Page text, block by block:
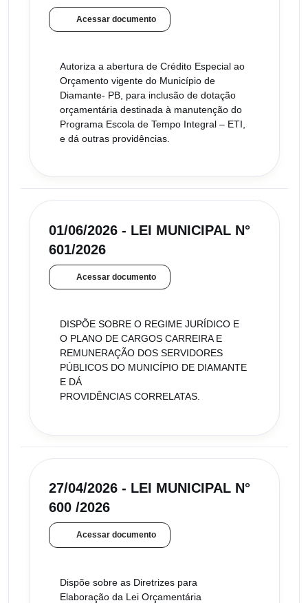
Acessar documento
Autoriza a abertura de Crédito Especial ao
Orçamento vigente do Município de
Diamante- PB, para inclusão de dotação
orçamentária destinada à manutenção do
Programa Escola de Tempo Integral – ETI,
e dá outras providências.
01/06/2026 - LEI MUNICIPAL N°
601/2026
Acessar documento
DISPÕE SOBRE O REGIME JURÍDICO E
O PLANO DE CARGOS CARREIRA E
REMUNERAÇÃO DOS SERVIDORES
PÚBLICOS DO MUNICÍPIO DE DIAMANTE
E DÁ
PROVIDÊNCIAS CORRELATAS.
27/04/2026 - LEI MUNICIPAL N°
600 /2026
Acessar documento
Dispõe sobre as Diretrizes para
Elaboração da Lei Orçamentária